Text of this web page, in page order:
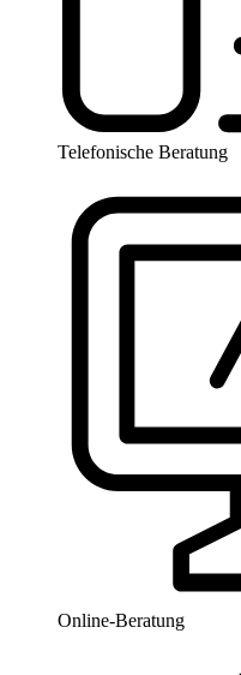
Telefonische Beratung
Online-Beratung